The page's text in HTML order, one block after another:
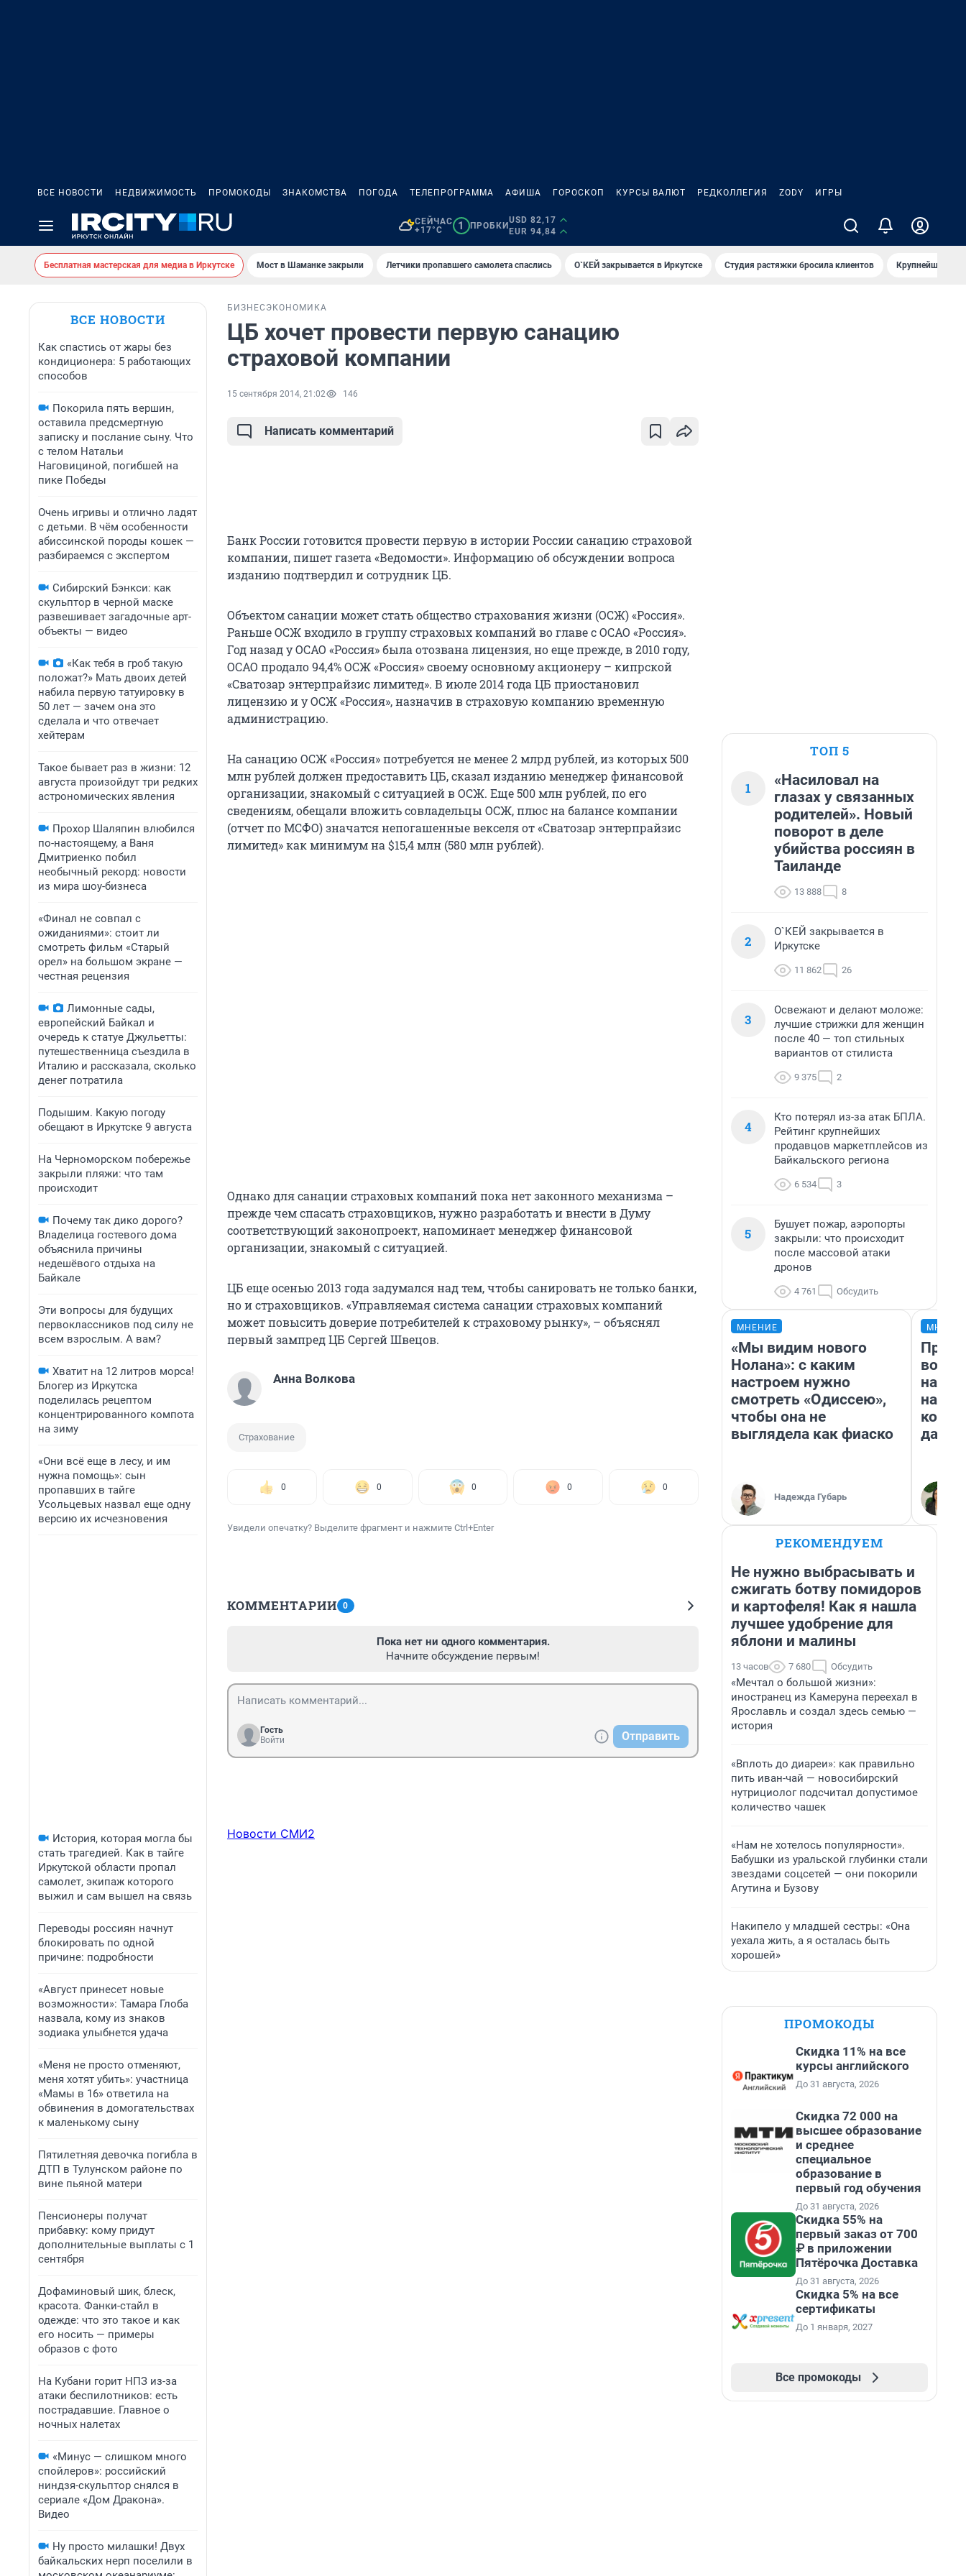
ВСЕ НОВОСТИ НЕДВИЖИМОСТЬ ПРОМОКОДЫ ЗНАКОМСТВА ПОГОДА ТЕЛЕПРОГРАММА АФИША ГОРОСКОП КУРСЫ ВАЛЮТ РЕДКОЛЛЕГИЯ ZODY ИГРЫ
СЕЙЧАС
+17°C
1 ПРОБКИ
USD 82,17
EUR 94,84
Бесплатная мастерская для медиа в Иркутске Мост в Шаманке закрыли Летчики пропавшего самолета спаслись О`КЕЙ закрывается в Иркутске Студия растяжки бросила клиентов Крупнейшие
ВСЕ НОВОСТИ
Как спастись от жары без
кондиционера: 5 работающих
способов
Покорила пять вершин,
оставила предсмертную
записку и послание сыну. Что
с телом Натальи
Наговициной, погибшей на
пике Победы
Очень игривы и отлично ладят
с детьми. В чём особенности
абиссинской породы кошек —
разбираемся с экспертом
Сибирский Бэнкси: как
скульптор в черной маске
развешивает загадочные арт-
объекты — видео
«Как тебя в гроб такую
положат?» Мать двоих детей
набила первую татуировку в
50 лет — зачем она это
сделала и что отвечает
хейтерам
Такое бывает раз в жизни: 12
августа произойдут три редких
астрономических явления
Прохор Шаляпин влюбился
по-настоящему, а Ваня
Дмитриенко побил
необычный рекорд: новости
из мира шоу-бизнеса
«Финал не совпал с
ожиданиями»: стоит ли
смотреть фильм «Старый
орел» на большом экране —
честная рецензия
Лимонные сады,
европейский Байкал и
очередь к статуе Джульетты:
путешественница съездила в
Италию и рассказала, сколько
денег потратила
Подышим. Какую погоду
обещают в Иркутске 9 августа
На Черноморском побережье
закрыли пляжи: что там
происходит
Почему так дико дорого?
Владелица гостевого дома
объяснила причины
недешёвого отдыха на
Байкале
Эти вопросы для будущих
первоклассников под силу не
всем взрослым. А вам?
Хватит на 12 литров морса!
Блогер из Иркутска
поделилась рецептом
концентрированного компота
на зиму
«Они всё еще в лесу, и им
нужна помощь»: сын
пропавших в тайге
Усольцевых назвал еще одну
версию их исчезновения
История, которая могла бы
стать трагедией. Как в тайге
Иркутской области пропал
самолет, экипаж которого
выжил и сам вышел на связь
Переводы россиян начнут
блокировать по одной
причине: подробности
«Август принесет новые
возможности»: Тамара Глоба
назвала, кому из знаков
зодиака улыбнется удача
«Меня не просто отменяют,
меня хотят убить»: участница
«Мамы в 16» ответила на
обвинения в домогательствах
к маленькому сыну
Пятилетняя девочка погибла в
ДТП в Тулунском районе по
вине пьяной матери
Пенсионеры получат
прибавку: кому придут
дополнительные выплаты с 1
сентября
Дофаминовый шик, блеск,
красота. Фанки-стайл в
одежде: что это такое и как
его носить — примеры
образов с фото
На Кубани горит НПЗ из-за
атаки беспилотников: есть
пострадавшие. Главное о
ночных налетах
«Минус — слишком много
спойлеров»: российский
ниндзя-скульптор снялся в
сериале «Дом Дракона».
Видео
Ну просто милашки! Двух
байкальских нерп поселили в
БИЗНЕС ЭКОНОМИКА
ЦБ хочет провести первую санацию
страховой компании
15 сентября 2014, 21:02 146
Написать комментарий
Банк России готовится провести первую в истории России санацию страховой
компании, пишет газета «Ведомости». Информацию об обсуждении вопроса
изданию подтвердил и сотрудник ЦБ.
Объектом санации может стать общество страхования жизни (ОСЖ) «Россия».
Раньше ОСЖ входило в группу страховых компаний во главе с ОСАО «Россия».
Год назад у ОСАО «Россия» была отозвана лицензия, но еще прежде, в 2010 году,
ОСАО продало 94,4% ОСЖ «Россия» своему основному акционеру – кипрской
«Сватозар энтерпрайзис лимитед». В июле 2014 года ЦБ приостановил
лицензию и у ОСЖ «Россия», назначив в страховую компанию временную
администрацию.
На санацию ОСЖ «Россия» потребуется не менее 2 млрд рублей, из которых 500
млн рублей должен предоставить ЦБ, сказал изданию менеджер финансовой
организации, знакомый с ситуацией в ОСЖ. Еще 500 млн рублей, по его
сведениям, обещали вложить совладельцы ОСЖ, плюс на балансе компании
(отчет по МСФО) значатся непогашенные векселя от «Сватозар энтерпрайзис
лимитед» как минимум на $15,4 млн (580 млн рублей).
Однако для санации страховых компаний пока нет законного механизма –
прежде чем спасать страховщиков, нужно разработать и внести в Думу
соответствующий законопроект, напоминает менеджер финансовой
организации, знакомый с ситуацией.
ЦБ еще осенью 2013 года задумался над тем, чтобы санировать не только банки,
но и страховщиков. «Управляемая система санации страховых компаний
может повысить доверие потребителей к страховому рынку», – объяснял
первый зампред ЦБ Сергей Швецов.
Анна Волкова
Страхование
0 0 0 0 0
Увидели опечатку? Выделите фрагмент и нажмите Ctrl+Enter
КОММЕНТАРИИ 0
Пока нет ни одного комментария.
Начните обсуждение первым!
Гость
Войти
Отправить
Новости СМИ2
ТОП 5
1
«Насиловал на
глазах у связанных
родителей». Новый
поворот в деле
убийства россиян в
Таиланде
13 888 8
2
О`КЕЙ закрывается в
Иркутске
11 862 26
3
Освежают и делают моложе:
лучшие стрижки для женщин
после 40 — топ стильных
вариантов от стилиста
9 375 2
4
Кто потерял из-за атак БПЛА.
Рейтинг крупнейших
продавцов маркетплейсов из
Байкальского региона
6 534 3
5
Бушует пожар, аэропорты
закрыли: что происходит
после массовой атаки
дронов
4 761 Обсудить
МНЕНИЕ
«Мы видим нового
Нолана»: с каким
настроем нужно
смотреть «Одиссею»,
чтобы она не
выглядела как фиаско
Надежда Губарь
нам
даже
РЕКОМЕНДУЕМ
Не нужно выбрасывать и
сжигать ботву помидоров
и картофеля! Как я нашла
лучшее удобрение для
яблони и малины
13 часов 7 680 Обсудить
«Мечтал о большой жизни»:
иностранец из Камеруна переехал в
Ярославль и создал здесь семью —
история
«Вплоть до диареи»: как правильно
пить иван-чай — новосибирский
нутрициолог подсчитал допустимое
количество чашек
«Нам не хотелось популярности».
Бабушки из уральской глубинки стали
звездами соцсетей — они покорили
Агутина и Бузову
Накипело у младшей сестры: «Она
уехала жить, а я осталась быть
хорошей»
ПРОМОКОДЫ
Скидка 11% на все
курсы английского
До 31 августа, 2026
Скидка 72 000 на
высшее образование
и среднее
специальное
образование в
первый год обучения
До 31 августа, 2026
Скидка 55% на
первый заказ от 700
₽ в приложении
Пятёрочка Доставка
До 31 августа, 2026
Скидка 5% на все
сертификаты
До 1 января, 2027
Все промокоды